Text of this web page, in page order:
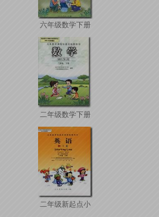
六年级数学下册
二年级数学下册
二年级新起点小